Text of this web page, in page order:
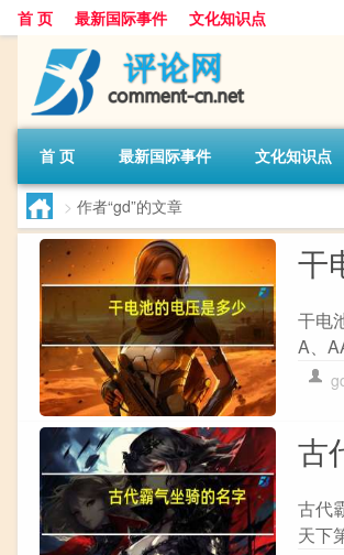
首 页 最新国际事件 文化知识点
首 页 最新国际事件 文化知识点
> 作者“gd”的文章
干
干电
A、
古
古代
天下